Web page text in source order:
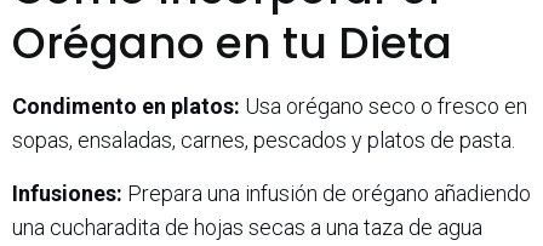
Orégano en tu Dieta
Condimento en platos: Usa orégano seco o fresco en
sopas, ensaladas, carnes, pescados y platos de pasta.
Infusiones: Prepara una infusión de orégano añadiendo
una cucharadita de hojas secas a una taza de agua